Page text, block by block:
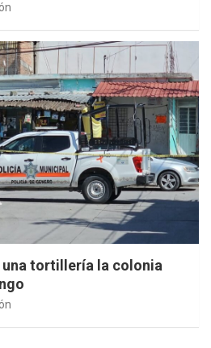
una tortillería la colonia